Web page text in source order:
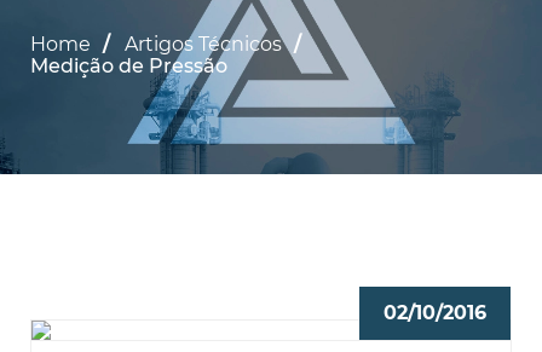
Home
Artigos Técnicos
Medição de Pressão
02/10/2016